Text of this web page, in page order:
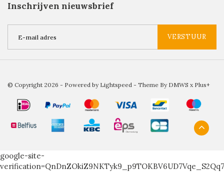
Inschrijven nieuwsbrief
VERSTUUR
© Copyright 2026 - Powered by Lightspeed - Theme By DMWS x Plus+
google-site-